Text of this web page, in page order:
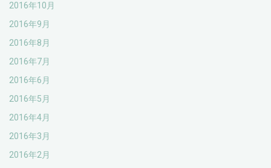
2016年10月
2016年9月
2016年8月
2016年7月
2016年6月
2016年5月
2016年4月
2016年3月
2016年2月